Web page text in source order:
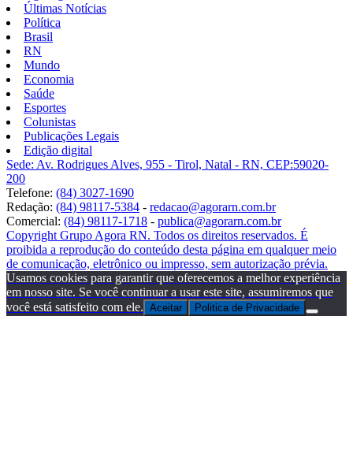
Últimas Notícias
Política
Brasil
RN
Mundo
Economia
Saúde
Esportes
Colunistas
Publicações Legais
Edição digital
Sede: Av. Rodrigues Alves, 955 - Tirol, Natal - RN, CEP:59020-
200
Telefone: (84) 3027-1690
Redação: (84) 98117-5384 - redacao@agorarn.com.br
Comercial: (84) 98117-1718 - publica@agorarn.com.br
Copyright Grupo Agora RN. Todos os direitos reservados. É
proibida a reprodução do conteúdo desta página em qualquer meio
de comunicação, eletrônico ou impresso, sem autorização prévia.
Usamos cookies para garantir que oferecemos a melhor experiência
em nosso site. Se você continuar a usar este site, assumiremos que
você está satisfeito com ele. Aceitar Politica de Privacidade